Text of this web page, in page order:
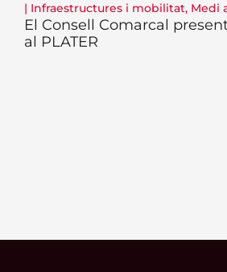
| Infraestructures i mobilitat, Medi
El Consell Comarcal
al PLATER